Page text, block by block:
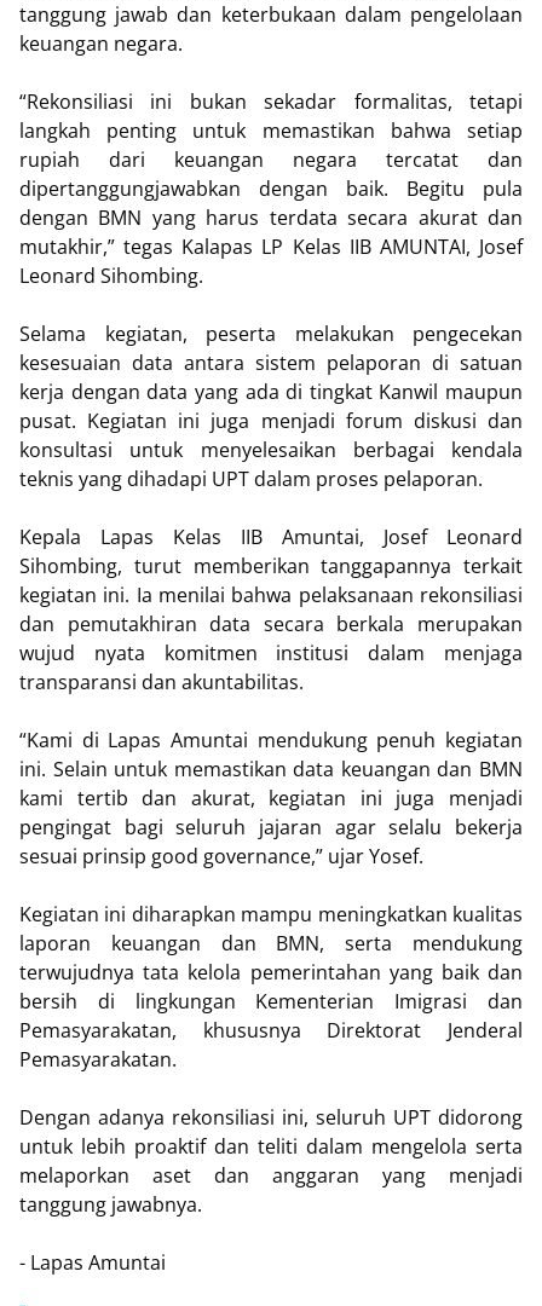
tanggung jawab dan keterbukaan dalam pengelolaan
keuangan negara.
“Rekonsiliasi ini bukan sekadar formalitas, tetapi
langkah penting untuk memastikan bahwa setiap
rupiah dari keuangan negara tercatat dan
dipertanggungjawabkan dengan baik. Begitu pula
dengan BMN yang harus terdata secara akurat dan
mutakhir,” tegas Kalapas LP Kelas IIB AMUNTAI, Josef
Leonard Sihombing.
Selama kegiatan, peserta melakukan pengecekan
kesesuaian data antara sistem pelaporan di satuan
kerja dengan data yang ada di tingkat Kanwil maupun
pusat. Kegiatan ini juga menjadi forum diskusi dan
konsultasi untuk menyelesaikan berbagai kendala
teknis yang dihadapi UPT dalam proses pelaporan.
Kepala Lapas Kelas IIB Amuntai, Josef Leonard
Sihombing, turut memberikan tanggapannya terkait
kegiatan ini. Ia menilai bahwa pelaksanaan rekonsiliasi
dan pemutakhiran data secara berkala merupakan
wujud nyata komitmen institusi dalam menjaga
transparansi dan akuntabilitas.
“Kami di Lapas Amuntai mendukung penuh kegiatan
ini. Selain untuk memastikan data keuangan dan BMN
kami tertib dan akurat, kegiatan ini juga menjadi
pengingat bagi seluruh jajaran agar selalu bekerja
sesuai prinsip good governance,” ujar Yosef.
Kegiatan ini diharapkan mampu meningkatkan kualitas
laporan keuangan dan BMN, serta mendukung
terwujudnya tata kelola pemerintahan yang baik dan
bersih di lingkungan Kementerian Imigrasi dan
Pemasyarakatan, khususnya Direktorat Jenderal
Pemasyarakatan.
Dengan adanya rekonsiliasi ini, seluruh UPT didorong
untuk lebih proaktif dan teliti dalam mengelola serta
melaporkan aset dan anggaran yang menjadi
tanggung jawabnya.
- Lapas Amuntai